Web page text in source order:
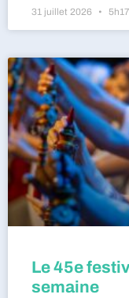
31 juillet 2026 5h17
Le 45e
semaine